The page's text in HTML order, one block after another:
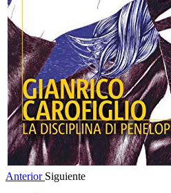
Anterior Siguiente